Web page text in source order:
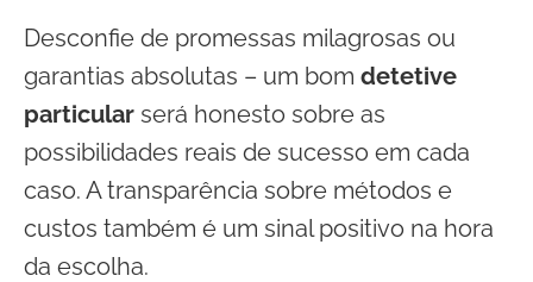
Desconfie de promessas milagrosas ou
garantias absolutas – um bom detetive
particular será honesto sobre as
possibilidades reais de sucesso em cada
caso. A transparência sobre métodos e
custos também é um sinal positivo na hora
da escolha.